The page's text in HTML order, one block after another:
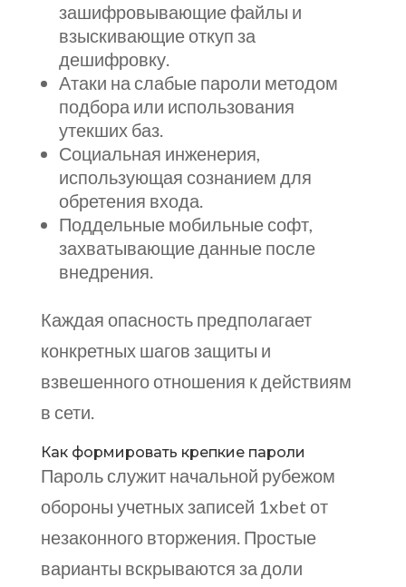
зашифровывающие файлы и
взыскивающие откуп за
дешифровку.
Атаки на слабые пароли методом
подбора или использования
утекших баз.
Социальная инженерия,
использующая сознанием для
обретения входа.
Поддельные мобильные софт,
захватывающие данные после
внедрения.
Каждая опасность предполагает
конкретных шагов защиты и
взвешенного отношения к действиям
в сети.
Как формировать крепкие пароли
Пароль служит начальной рубежом
обороны учетных записей 1xbet от
незаконного вторжения. Простые
варианты вскрываются за доли